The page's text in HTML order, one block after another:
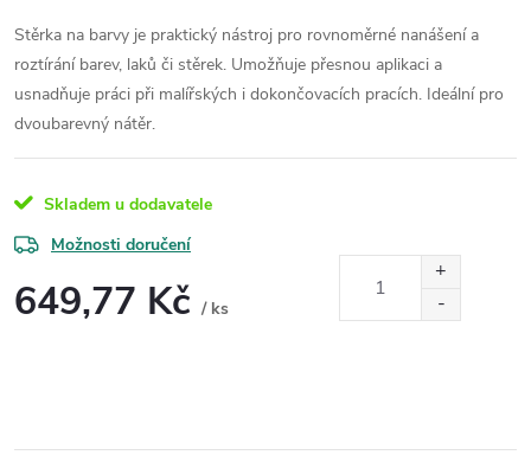
Stěrka na barvy je praktický nástroj pro rovnoměrné nanášení a
roztírání barev, laků či stěrek. Umožňuje přesnou aplikaci a
usnadňuje práci při malířských i dokončovacích pracích. Ideální pro
dvoubarevný nátěr.
Skladem u dodavatele
Možnosti doručení
649,77 Kč / ks